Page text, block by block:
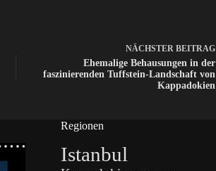
NÄCHSTER BEITRAG
Ehemalige Behausungen in der
faszinierenden Tuffstein-Landschaft von
Kappadokien
Regionen
Istanbul